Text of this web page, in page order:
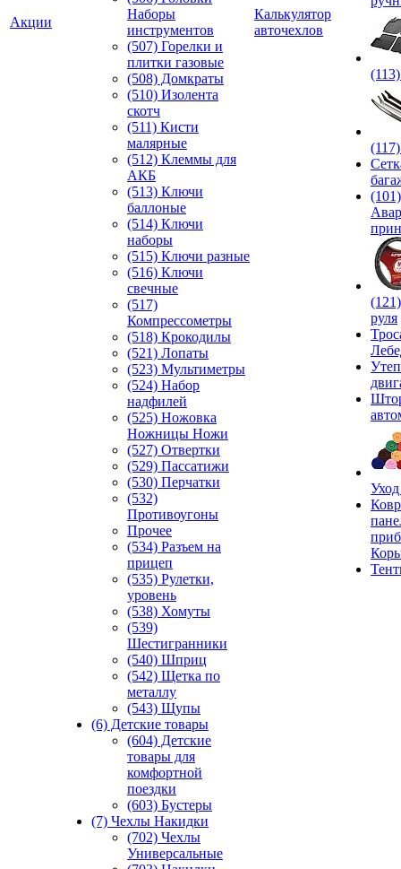
Акции
Наборы
инструментов
(507) Горелки и
плитки газовые
(508) Домкраты
(510) Изолента
скотч
(511) Кисти
малярные
(512) Клеммы для
АКБ
(513) Ключи
баллоные
(514) Ключи
наборы
(515) Ключи разные
(516) Ключи
свечные
(517)
Компрессометры
(518) Крокодилы
(521) Лопаты
(523) Мультиметры
(524) Набор
надфилей
(525) Ножовка
Ножницы Ножи
(527) Отвертки
(529) Пассатижи
(530) Перчатки
(532)
Противоугоны
Прочее
(534) Разъем на
прицеп
(535) Рулетки,
уровень
(538) Хомуты
(539)
Шестигранники
(540) Шприц
(542) Щетка по
металлу
(543) Щупы
(6) Детские товары
(604) Детские
товары для
комфортной
поездки
(603) Бустеры
(7) Чехлы Накидки
(702) Чехлы
Универсальные
Калькулятор
авточехлов
(101)
руля
Уход